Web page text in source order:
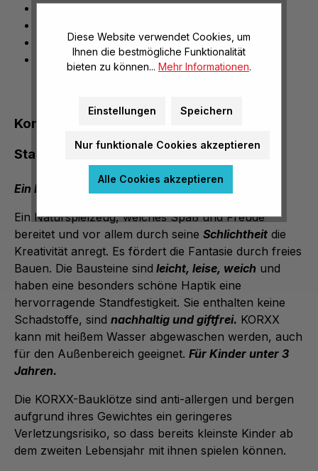
Maße: Ø 6 cm
Lieferung im Baumwollbeutel
Geeignet für Kinder ab 1 Jahr
Korxx Stapelturm - 12 Korkbausteine zum
Stapeln im Baumwollbeutel
Ein Naturprodukt der besonderen Art
Ein Naturspielzeug, welches Spaß und Freude
bereitet und vor allem durch seine Schlichtheit die
Kreativität anregt. Es fördert die Fantasie durch freies
Bauen. Die Bausteine sind leicht, leise, weich und
haben eine besonders schöne Haptik eine
hervorragende Standfestigkeit. Sie enthalten keine
Schadstoffe, sind nachhaltig und giftfrei. KORXX
kann mit heißem Wasser abgewaschen werden, auch
für den Außenbereich geeignet. Für Kinder unter 3
Jahren.
Die KORXX-Bauklötze sind anti-allergen und bergen
aufgrund ihres Gewichtes ein geringeres
Verletzungsrisiko, so dass bereits kleinste Kinder ab
dem zweiten Lebensjahr mit ihnen spielen können.
Diese Website verwendet Cookies, um
Ihnen die bestmögliche Funktionalität
bieten zu können... Mehr Informationen.
Einstellungen Speichern
Nur funktionale Cookies akzeptieren
Alle Cookies akzeptieren